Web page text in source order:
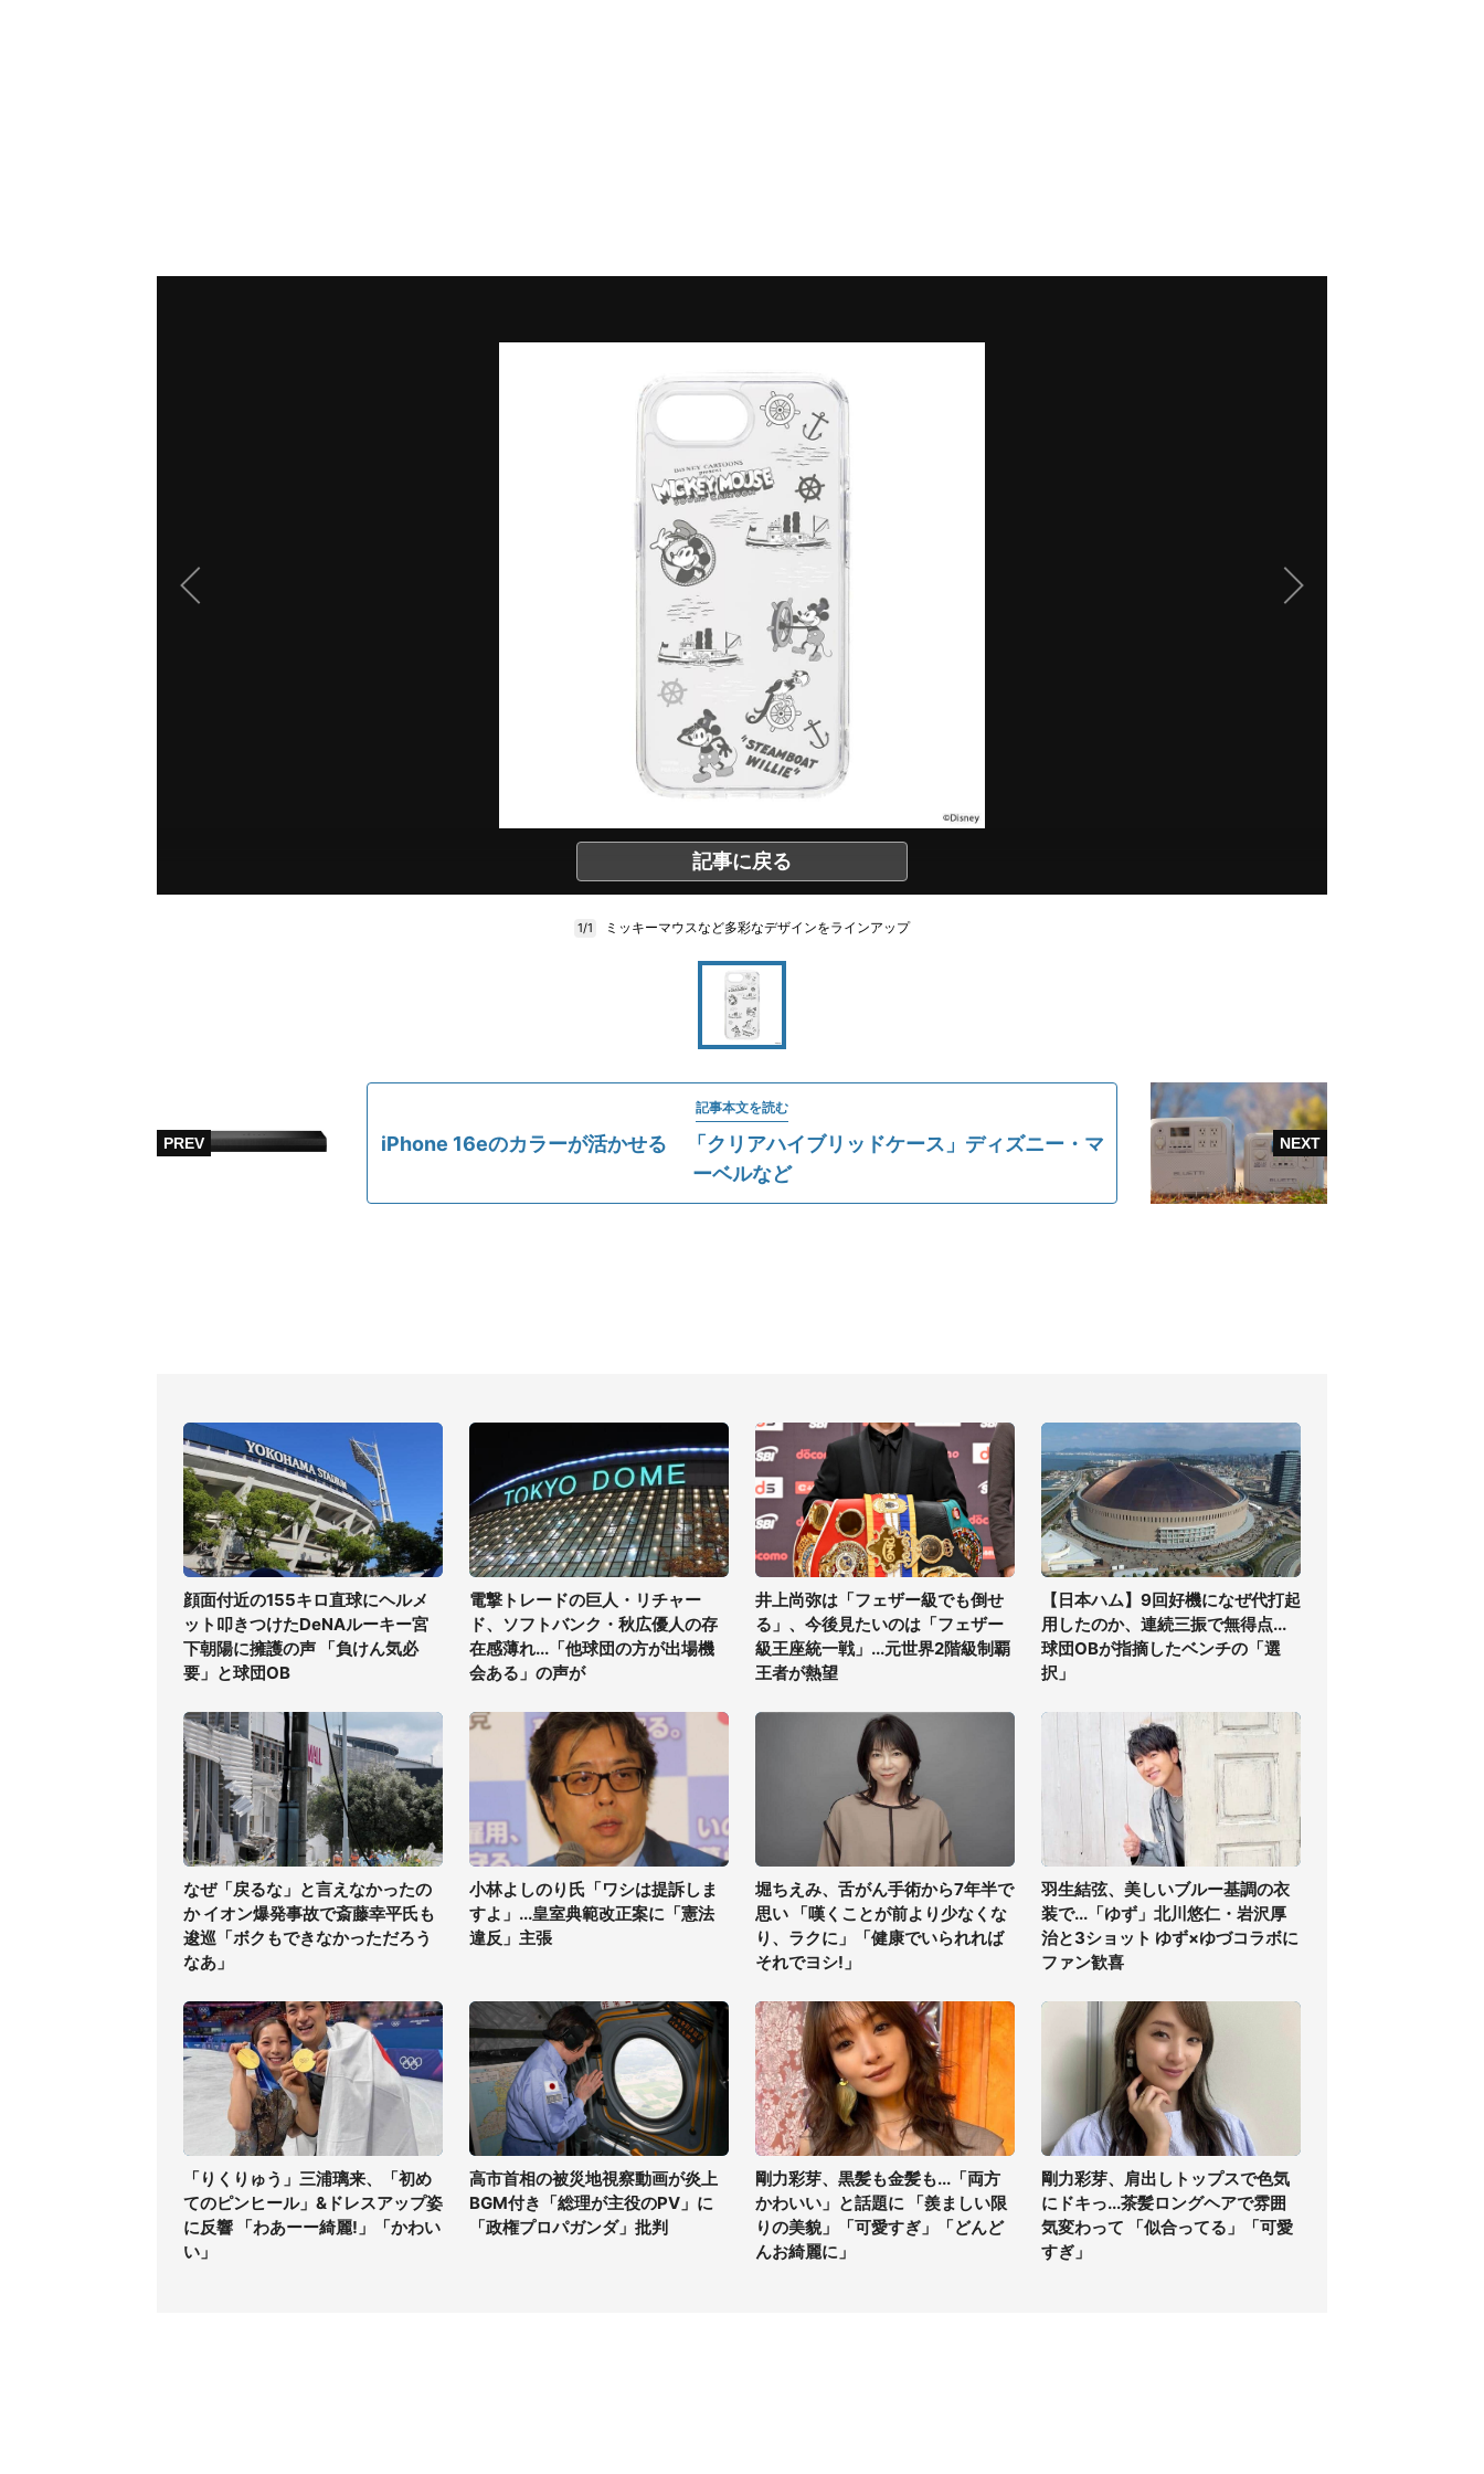
記事に戻る
1/1 ミッキーマウスなど多彩なデザインをラインアップ
記事本文を読む
iPhone 16eのカラーが活かせる 「クリアハイブリッドケース」ディズニー・マ
ーベルなど
顔面付近の155キロ直球にヘルメ
ット叩きつけたDeNAルーキー宮
下朝陽に擁護の声 「負けん気必
要」と球団OB
電撃トレードの巨人・リチャー
ド、ソフトバンク・秋広優人の存
在感薄れ...「他球団の方が出場機
会ある」の声が
井上尚弥は「フェザー級でも倒せ
る」、今後見たいのは「フェザー
級王座統一戦」...元世界2階級制覇
王者が熱望
【日本ハム】9回好機になぜ代打起
用したのか、連続三振で無得点...
球団OBが指摘したベンチの「選
択」
なぜ「戻るな」と言えなかったの
か イオン爆発事故で斎藤幸平氏も
逡巡「ボクもできなかっただろう
なあ」
小林よしのり氏「ワシは提訴しま
すよ」...皇室典範改正案に「憲法
違反」主張
堀ちえみ、舌がん手術から7年半で
思い 「嘆くことが前より少なくな
り、ラクに」「健康でいられれば
それでヨシ!」
羽生結弦、美しいブルー基調の衣
装で...「ゆず」北川悠仁・岩沢厚
治と3ショット ゆず×ゆづコラボに
ファン歓喜
「りくりゅう」三浦璃来、「初め
てのピンヒール」&ドレスアップ姿
に反響 「わあーー綺麗!」「かわい
い」
高市首相の被災地視察動画が炎上
BGM付き「総理が主役のPV」に
「政権プロパガンダ」批判
剛力彩芽、黒髪も金髪も...「両方
かわいい」と話題に 「羨ましい限
りの美貌」「可愛すぎ」「どんど
んお綺麗に」
剛力彩芽、肩出しトップスで色気
にドキっ...茶髪ロングヘアで雰囲
気変わって 「似合ってる」「可愛
すぎ」